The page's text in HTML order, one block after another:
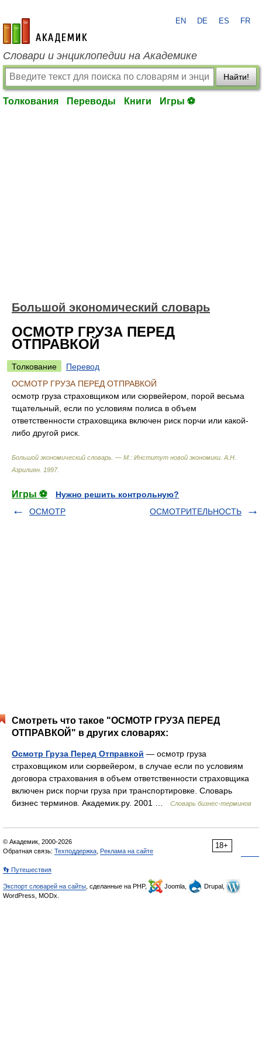
academic.ru
EN DE ES FR
Словари и энциклопедии на Академике
Найти!
Толкования Переводы Книги Игры ⚽
Большой экономический словарь
ОСМОТР ГРУЗА ПЕРЕД
ОТПРАВКОЙ
Толкование
Перевод
ОСМОТР ГРУЗА ПЕРЕД ОТПРАВКОЙ
осмотр груза страховщиком или сюрвейером, порой весьма
тщательный, если по условиям полиса в объем
ответственности страховщика включен риск порчи или какой-
либо другой риск.
Большой экономический словарь. — М.: Институт новой экономики А.Н.
Азрилиян 1997.
Игры ⚽
Нужно решить контрольную?
ОСМОТР
ОСМОТРИТЕЛЬНОСТЬ
Смотреть что такое "ОСМОТР ГРУЗА ПЕРЕД
ОТПРАВКОЙ" в других словарях:
Осмотр Груза Перед Отправкой — осмотр груза
страховщиком или сюрвейером, в случае если по условиям
договора страхования в объем ответственности страховщика
включен риск порчи груза при транспортировке. Словарь
бизнес терминов. Академик.ру. 2001 …
Словарь бизнес-терминов
18+
© Академик, 2000-2026
Обратная связь: Техподдержка Реклама на сайте
👣 Путешествия
Экспорт словарей на сайты , сделанные на PHP, Joomla,
Drupal,
WordPress, MODx.